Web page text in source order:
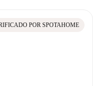
POR SPOTAHOME